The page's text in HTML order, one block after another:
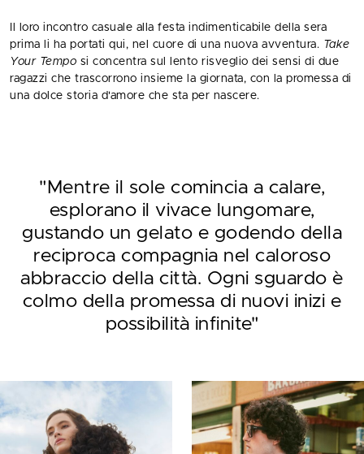
Il loro incontro casuale alla festa indimenticabile della sera
prima li ha portati qui, nel cuore di una nuova avventura. Take
Your Tempo si concentra sul lento risveglio dei sensi di due
ragazzi che trascorrono insieme la giornata, con la promessa di
una dolce storia d'amore che sta per nascere.
"Mentre il sole comincia a calare,
esplorano il vivace lungomare,
gustando un gelato e godendo della
reciproca compagnia nel caloroso
abbraccio della città. Ogni sguardo è
colmo della promessa di nuovi inizi e
possibilità infinite"